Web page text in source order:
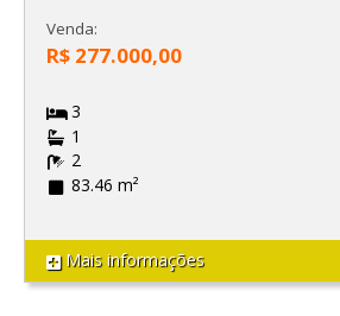
Venda:
R$ 277.000,00
3
1
2
83.46 m²
Mais informações